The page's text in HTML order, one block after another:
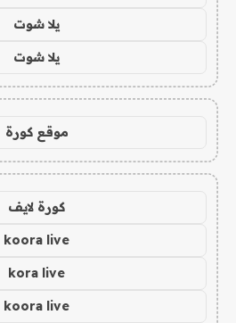
يلا شوت
يلا شوت
موقع كورة
كورة لايف
koora live
kora live
koora live